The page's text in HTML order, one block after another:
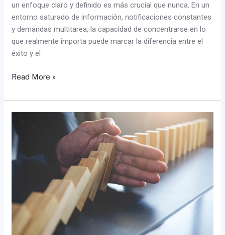
un enfoque claro y definido es más crucial que nunca. En un
entorno saturado de información, notificaciones constantes
y demandas multitarea, la capacidad de concentrarse en lo
que realmente importa puede marcar la diferencia entre el
éxito y el
Read More »
Cultivar
la
Resiliencia
Tiempos
de
Incertidumbre